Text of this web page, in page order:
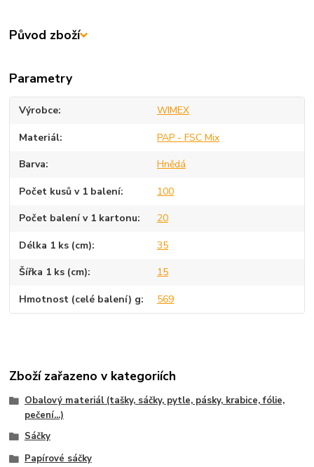
Původ zboží
Parametry
Výrobce WIMEX
Materiál PAP - FSC Mix
Barva Hnědá
Počet kusů v 1 balení 100
Počet balení v 1 kartonu 20
Délka 1 ks (cm) 35
Šířka 1 ks (cm) 15
Hmotnost (celé balení) g 569
Zboží zařazeno v kategoriích
Obalový materiál (tašky, sáčky, pytle, pásky, krabice, fólie,
pečení...)
Sáčky
Papírové sáčky